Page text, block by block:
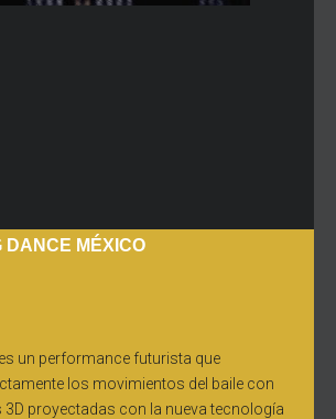
DANCE MÉXICO
un performance futurista que
los movimientos del baile con
3D proyectadas con la nueva tecnología